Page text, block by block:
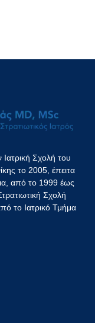
Σχολή του
το 2005, έπειτα
από το 1999 έως
Σχολή
το Ιατρικό Τμήμα